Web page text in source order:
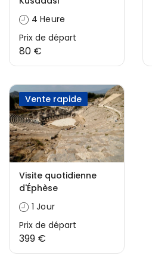
4 Heure
Prix ​​de départ
80 €
Vente rapide
Visite quotidienne
d'Éphèse
1 Jour
Prix ​​de départ
399 €